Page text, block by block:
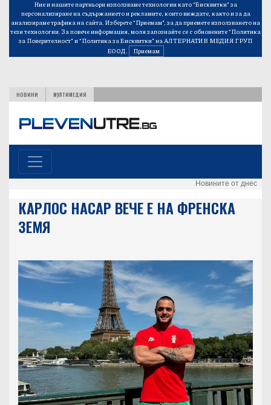
Ние и нашите партньори използваме технологии като “Бисквитки” за
персонализиране на съдържанието и рекламите, които виждате, както и за да
анализираме трафика на сайта. Изберете “Приемам”, за да приемете използването на
тези технологии. За повече информация, моля запознайте се с обновените“Политика
за Поверителност”и“Политика за Бисквитки”на АЛТЕРНАТИВ МЕДИЯ ГРУП
ЕООД.
Приемам
НОВИНИ МУЛТИМЕДИЯ
Новините от днес
КАРЛОС НАСАР ВЕЧЕ Е НА ФРЕНСКА
ЗЕМЯ